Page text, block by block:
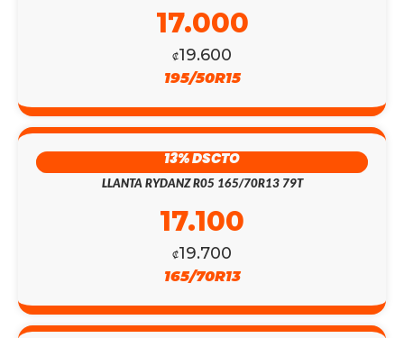
₡19.600
17.000
195/50R15
13% DSCTO
LLANTA RYDANZ R05 165/70R13 79T
₡19.700
17.100
165/70R13